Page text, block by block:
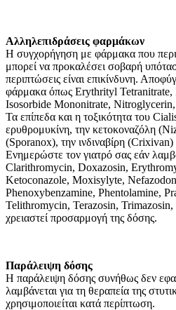
Αλληλεπιδράσεις φαρμάκων
Η συγχορήγηση με φάρμακα που
μπορεί να προκαλέσει σοβαρή
περιπτώσεις είναι επικίνδυνη.
φάρμακα όπως Erythrityl Tetranitrate,
Isosorbide Mononitrate,
Τα επίπεδα και η τοξικότητα του
ερυθρομυκίνη, την κετοκοναζόλη
(Sporanox), την ινδιναβίρη
Ενημερώστε τον γιατρό σας εάν
Clarithromycin, Doxazosin,
Ketoconazole, Moxisylyte,
Phenoxybenzamine, Phentolamine,
Telithromycin, Terazosin,
χρειαστεί προσαρμογή της δόσης.
Παράλειψη δόσης
Η παράλειψη δόσης συνήθως δεν
λαμβάνεται για τη θεραπεία της
χρησιμοποιείται κατά περίπτωση.